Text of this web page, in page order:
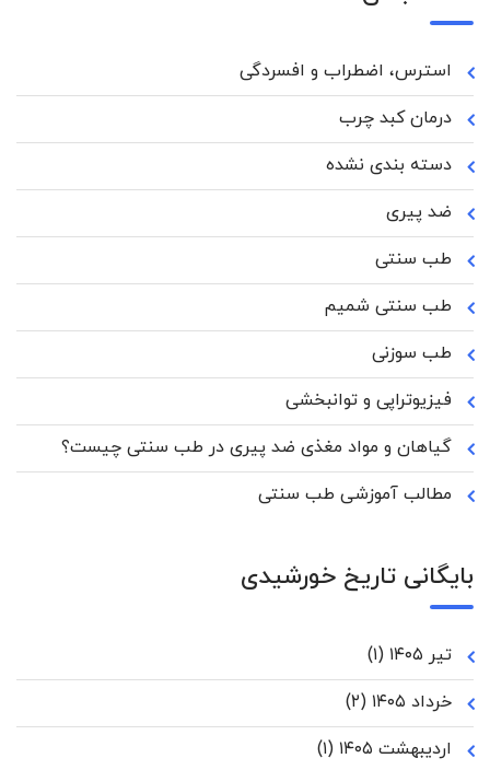
استرس، اضطراب و افسردگی
درمان کبد چرب
دسته بندی نشده
ضد پیری
طب سنتی
طب سنتی شمیم
طب سوزنی
فیزیوتراپی و توانبخشی
گیاهان و مواد مغذی ضد پیری در طب سنتی چیست؟
مطالب آموزشی طب سنتی
بایگانی تاریخ خورشیدی
تیر ۱۴۰۵
(۱)
خرداد ۱۴۰۵
(۲)
اردیبهشت ۱۴۰۵
(۱)